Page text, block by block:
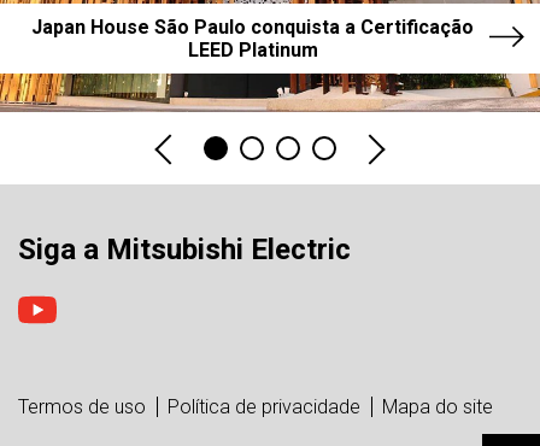
Japan House São Paulo conquista a Certificação
LEED Platinum
Siga a Mitsubishi Electric
Termos de uso Política de privacidade Mapa do site